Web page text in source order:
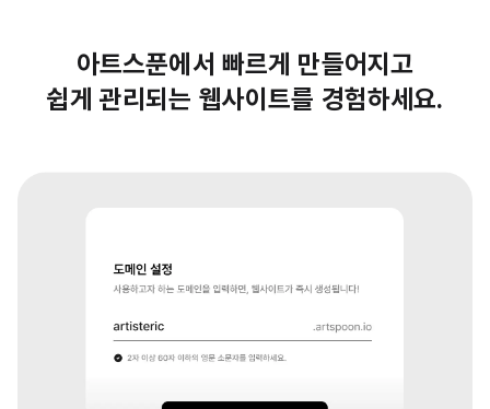
아트스푼에서 빠르게 만들어지고
쉽게 관리되는 웹사이트를 경험하세요.